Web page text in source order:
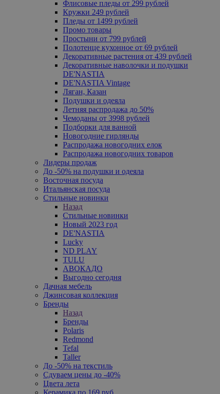
Флисовые пледы от 299 рублей
Кружки 249 рублей
Пледы от 1499 рублей
Промо товары
Простыни от 799 рублей
Полотенце кухонное от 69 рублей
Декоративные растения от 439 рублей
Декоративные наволочки и подушки
DE'NASTIA
DE'NASTIA Vintage
Ляган, Казан
Подушки и одеяла
Летняя распродажа до 50%
Чемоданы от 3998 рублей
Подборки для ванной
Новогодние гирлянды
Распродажа новогодних елок
Распродажа новогодних товаров
Лидеры продаж
До -50% на подушки и одеяла
Восточная посуда
Итальянская посуда
Стильные новинки
Назад
Стильные новинки
Новый 2023 год
DE'NASTIA
Lucky
ND PLAY
TULU
АВОКАДО
Выгодно сегодня
Дачная мебель
Джинсовая коллекция
Бренды
Назад
Бренды
Polaris
Redmond
Tefal
Taller
До -50% на текстиль
Сдуваем цены до -40%
Цвета лета
Керамика по 169 руб